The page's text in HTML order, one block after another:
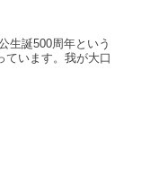
生誕500周年という
ています。我が大口